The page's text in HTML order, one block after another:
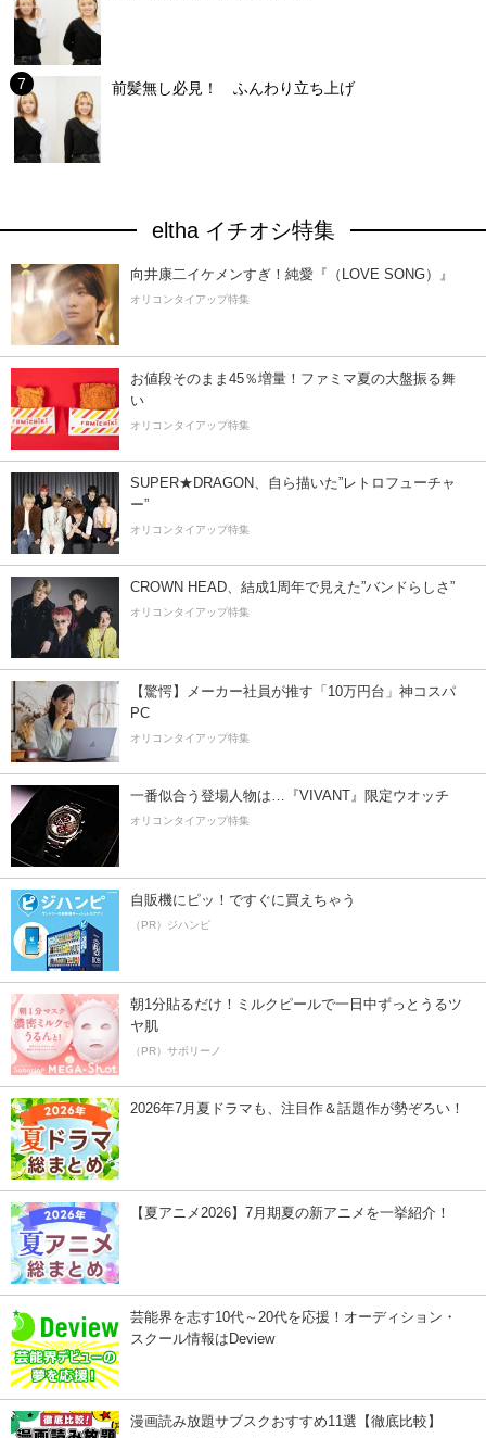
前髪無し必見！ ふんわり立ち上げ
eltha イチオシ特集
向井康二イケメンすぎ！純愛『（LOVE SONG）』
オリコンタイアップ特集
お値段そのまま45％増量！ファミマ夏の大盤振る舞
い
オリコンタイアップ特集
SUPER★DRAGON、自ら描いた”レトロフューチャ
ー”
オリコンタイアップ特集
CROWN HEAD、結成1周年で見えた”バンドらしさ”
オリコンタイアップ特集
【驚愕】メーカー社員が推す「10万円台」神コスパ
PC
オリコンタイアップ特集
一番似合う登場人物は…『VIVANT』限定ウオッチ
オリコンタイアップ特集
自販機にピッ！ですぐに買えちゃう
（PR）ジハンピ
朝1分貼るだけ！ミルクピールで一日中ずっとうるツ
ヤ肌
（PR）サボリーノ
2026年7月夏ドラマも、注目作＆話題作が勢ぞろい！
【夏アニメ2026】7月期夏の新アニメを一挙紹介！
芸能界を志す10代～20代を応援！オーディション・
スクール情報はDeview
漫画読み放題サブスクおすすめ11選【徹底比較】